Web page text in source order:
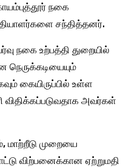
நகை
சந்தித்தனர்.
நகை உற்பத்தி துறையில்
நெருக்கடியையும்
கையிருப்பில் உள்ள
விதிக்கப்படுவதாக அவர்கள்
மாற்றீடு முறையை
விற்பனைக்கான ஏற்றுமதி